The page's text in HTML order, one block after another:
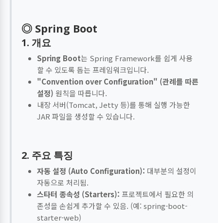
◎ Spring Boot
1. 개요
Spring Boot는 Spring Framework를 쉽게 사용
할 수 있도록 돕는 프레임워크입니다.
"Convention over Configuration" (관례를 따른
설정) 원칙을 따릅니다.
내장 서버(Tomcat, Jetty 등)를 통해 실행 가능한
JAR 파일을 생성할 수 있습니다.
2. 주요 특징
자동 설정 (Auto Configuration): 대부분의 설정이
자동으로 처리됨.
스타터 종속성 (Starters): 프로젝트에서 필요한 의
존성을 손쉽게 추가할 수 있음. (예: spring-boot-
starter-web)